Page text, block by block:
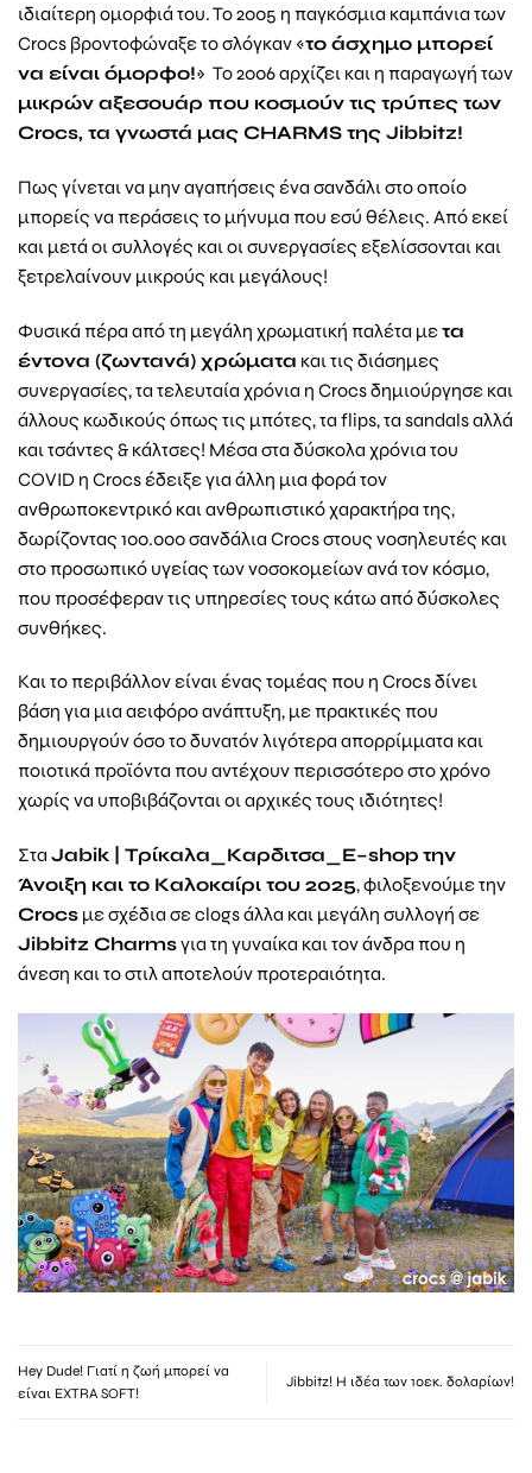
ιδιαίτερη ομορφιά του. Το 2005 η παγκόσμια καμπάνια των
Crocs βροντοφώναξε το σλόγκαν «το άσχημο μπορεί
να είναι όμορφο!» Το 2006 αρχίζει και η παραγωγή των
μικρών αξεσουάρ που κοσμούν τις τρύπες των
Crocs, τα γνωστά μας CHARMS της Jibbitz!
Πως γίνεται να μην αγαπήσεις ένα σανδάλι στο οποίο
μπορείς να περάσεις το μήνυμα που εσύ θέλεις. Από εκεί
και μετά οι συλλογές και οι συνεργασίες εξελίσσονται και
ξετρελαίνουν μικρούς και μεγάλους!
Φυσικά πέρα από τη μεγάλη χρωματική παλέτα μετα
έντονα (ζωντανά) χρώματα και τις διάσημες
συνεργασίες, τα τελευταία χρόνια η Crocs δημιούργησε και
άλλους κωδικούς όπως τις μπότες, τα flips, τα sandals αλλά
και τσάντες & κάλτσες! Μέσα στα δύσκολα χρόνια του
COVID η Crocs έδειξε για άλλη μια φορά τον
ανθρωποκεντρικό και ανθρωπιστικό χαρακτήρα της,
δωρίζοντας 100.000 σανδάλια Crocs στους νοσηλευτές και
στο προσωπικό υγείας των νοσοκομείων ανά τον κόσμο,
που προσέφεραν τις υπηρεσίες τους κάτω από δύσκολες
συνθήκες.
Και το περιβάλλον είναι ένας τομέας που η Crocs δίνει
βάση για μια αειφόρο ανάπτυξη, με πρακτικές που
δημιουργούν όσο το δυνατόν λιγότερα απορρίμματα και
ποιοτικά προϊόντα που αντέχουν περισσότερο στο χρόνο
χωρίς να υποβιβάζονται οι αρχικές τους ιδιότητες!
Στα Jabik | Τρίκαλα_Καρδιτσα_ E–shop την
Άνοιξη και το Καλοκαίρι του 2025, φιλοξενούμε την
Crocs με σχέδια σε clogs άλλα και μεγάλη συλλογή σε
Jibbitz Charmsγια τη γυναίκα και τον άνδρα που η
άνεση και το στιλ αποτελούν προτεραιότητα.
Hey Dude! Γιατί η ζωή μπορεί να
είναι EXTRA SOFT!
Jibbitz! Η ιδέα των 10εκ. δολαρίων!